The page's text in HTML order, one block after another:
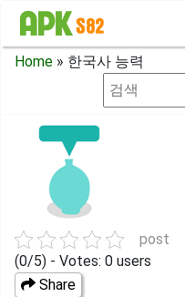
Home » 한국사 능력
post
(0/5) - Votes: 0 users
Share